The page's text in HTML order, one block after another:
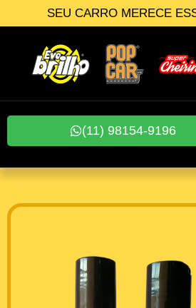
SEU CARRO MERECE
(11) 98154-9196